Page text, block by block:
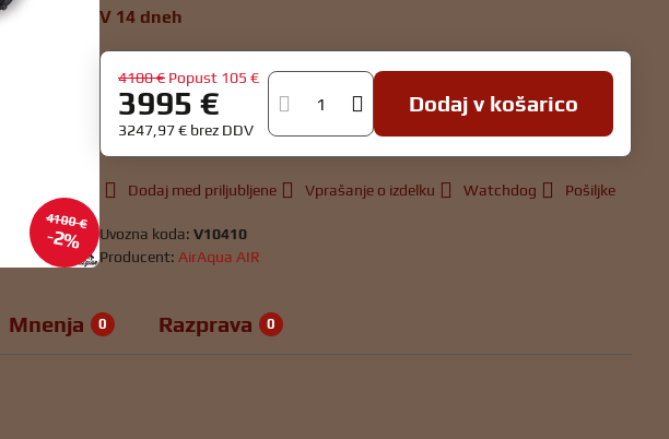
4100 €
2%
V 14 dneh
4100 € Popust 105 €
3995 €
3247,97 € brez DDV
Dodaj v košarico
Dodaj med priljubljene Vprašanje o izdelku Watchdog Pošiljke
Uvozna koda:V10410
Producent: AirAqua AIR
Mnenja 0 Razprava 0